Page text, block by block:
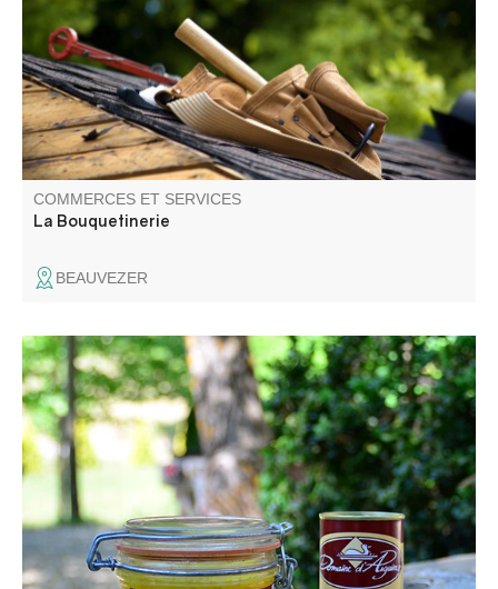
plateaux de table, des bureaux de travail, etc. De plus,
nous pouvons aménager votre terrasse, balcon et
couverture.
COMMERCES ET SERVICES
La Bouquetinerie
BEAUVEZER
Le domaine d'Aiguines est aujourd'hui un vaste lieu de
détente composé d'un restaurant, d'un gîte, d'une
boutique et du logement des propriétaires. Dans la
boutique vous trouverez : foie gras et pâtés, confits et
plats cuisinés, tartinades et sauces ...